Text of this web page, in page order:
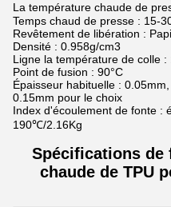
La température chaude de
Temps chaud de presse : 15-
Revêtement de libération :
Densité : 0.958g/cm3
Ligne la température de colle :
Point de fusion : 90°C
Épaisseur habituelle :
0.15mm pour le choix
Index d'écoulement de fonte :
190℃/2.16Kg
Spécifications de
chaude de TPU